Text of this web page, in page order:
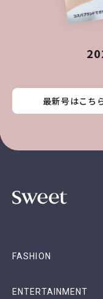
最新号はこち
最新号はこち
最新号はこち
最新号はこち
FASHION
ENTERTAINMENT